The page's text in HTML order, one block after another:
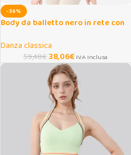
-36%
Body da balletto nero in rete con
Danza classica
59,48€38,06€ IVA Inclusa